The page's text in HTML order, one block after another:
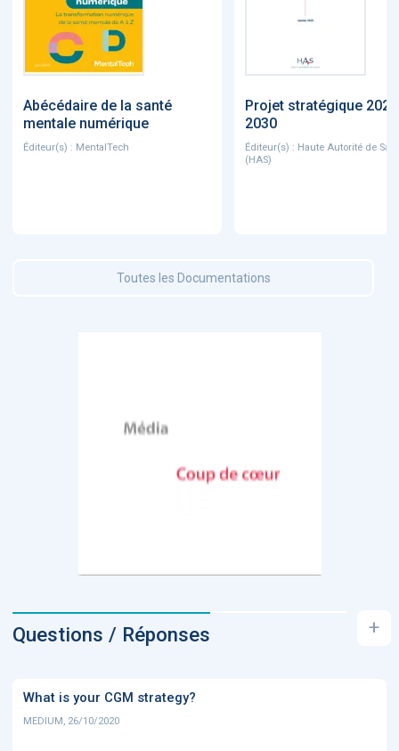
Abécédaire de la santé
mentale numérique
Éditeur(s) : MentalTech
Projet stratégique
2030
Éditeur(s) : Haute Autorité de
(HAS)
Toutes les Documentations
Questions / Réponses +
What is your CGM strategy?
MEDIUM, 26/10/2020